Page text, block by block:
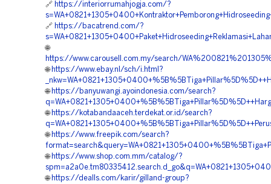
🔗 https://interiorrumahjogja.com/?
🔗 https://bacatrend.com/?
🌐
https://www.carousell.com.my/search/
🌐 https://www.ebay.nl/sch/i.html?
🌐 https://banyuwangi.ayoindonesia.com/search?
🌐 https://kotabandaaceh.terdekat.or.id/search?
🌐 https://www.freepik.com/search?
🌐 https://www.shop.com.mm/catalog/?
🌐 https://dealls.com/karir/gilland-group?